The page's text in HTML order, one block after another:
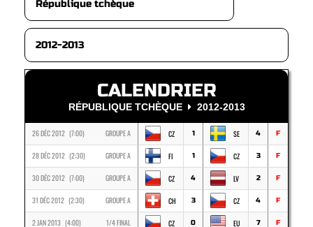
CALENDRIER
RÉPUBLIQUE TCHÈQUE 2012-2013
26 DÉC 2012 (7:00) GROUPE A CZ 1 SE 4 F
28 DÉC 2012 (2:30) GROUPE A FI 1 CZ 3 F
30 DÉC 2012 (7:00) GROUPE A CZ 4 LV 2 F
31 DÉC 2012 (2:30) GROUPE A CH 3 CZ 4 F
2 JAN 2013 (4:00) 1/4 FINAL CZ 0 EU 7 F